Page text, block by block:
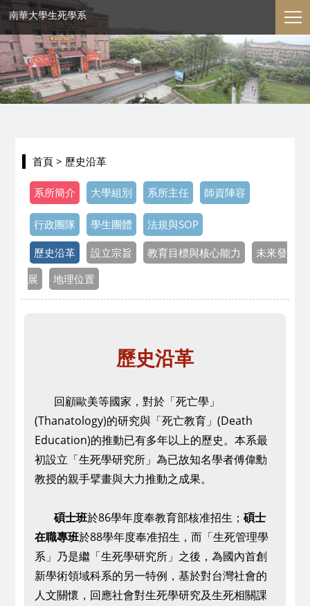
南華大學生死學系
首頁 > 歷史沿革
系所簡介 大學組別 系所主任 師資陣容
行政團隊 學生團體 法規與SOP
歷史沿革 設立宗旨 教育目標與核心能力
未來發
展
地理位置
歷史沿革
回顧歐美等國家，對於「死亡學」
(Thanatology)的研究與「死亡教育」(Death
Education)的推動已有多年以上的歷史。本系最
初設立「生死學研究所」為已故知名學者傅偉勳
教授的親手擘畫與大力推動之成果。
碩士班於86學年度奉教育部核准招生；碩士
在職專班於88學年度奉准招生，而「生死管理學
系」乃是繼「生死學研究所」之後，為國內首創
新學術領域科系的另一特例，基於對台灣社會的
人文關懷，回應社會對生死學研究及生死相關課